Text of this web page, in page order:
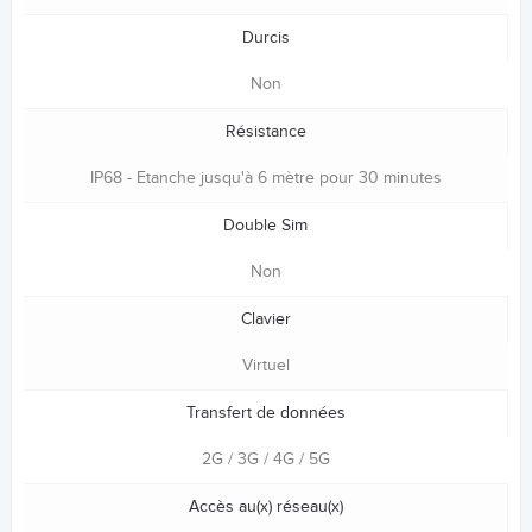
Durcis
Non
Résistance
IP68 - Etanche jusqu'à 6 mètre pour 30 minutes
Double Sim
Non
Clavier
Virtuel
Transfert de données
2G / 3G / 4G / 5G
Accès au(x) réseau(x)